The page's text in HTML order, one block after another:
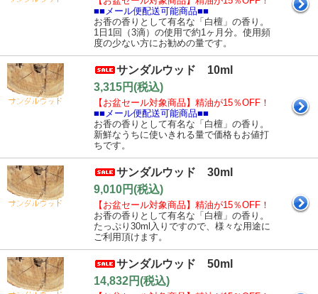
■■メール便配送可能商品■■
お香の香りとして有名な「白檀」の香り。
1日1回（3滴）の使用で約1ヶ月分。使用頻
度の少ない方にお勧めの量です。
サンダルウッド 10ml
3,315円(税込)
【お盆セール対象商品】精油が15％OFF！
■■メール便配送可能商品■■
お香の香りとして有名な「白檀」の香り。
新鮮なうちに使いきれる量で価格もお値打
ちです。
サンダルウッド 30ml
9,010円(税込)
【お盆セール対象商品】精油が15％OFF！
お香の香りとして有名な「白檀」の香り。
たっぷり30ml入りですので、様々な用途に
ご利用頂けます。
サンダルウッド 50ml
14,832円(税込)